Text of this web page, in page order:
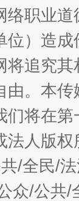
五大"原罪"
络职业
位）造
将追究
由。本
们将在
法人版
/全民/
众/公共/